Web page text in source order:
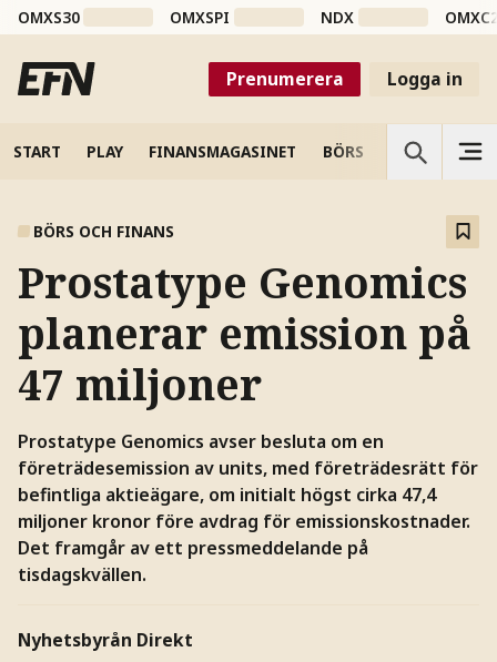
OMXS30 OMXSPI NDX
Prenumerera Logga in
START PLAY FINANSMAGASINET BÖRS VETENSKAP
BÖRS OCH FINANS
Prostatype Genomics
planerar emission på
47 miljoner
Prostatype Genomics avser besluta om en
företrädesemission av units, med företrädesrätt för
befintliga aktieägare, om initialt högst cirka 47,4
miljoner kronor före avdrag för emissionskostnader.
Det framgår av ett pressmeddelande på
tisdagskvällen.
Nyhetsbyrån Direkt